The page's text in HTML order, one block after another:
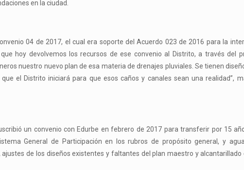
en la ciudad.
04 de 2017, el cual era soporte del Acuerdo 023 de 2016 para la
hoy devolvemos los recursos de ese convenio al Distrito, a través del
nuestro nuevo plan de esa materia de drenajes pluviales. Se tienen
el Distrito iniciará para que esos caños y canales sean una realidad”,
un convenio con Edurbe en febrero de 2017 para transferir por 15
General de Participación en los rubros de propósito general, y
de los diseños existentes y faltantes del plan maestro y alcantarillado